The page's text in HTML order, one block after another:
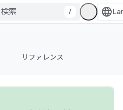
/
リファレンス